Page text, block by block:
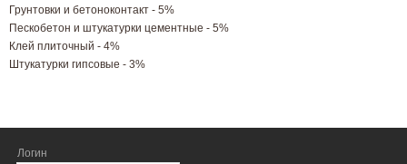
Логин
Грунтовки и бетоноконтакт - 5%
Пескобетон и штукатурки цементные - 5%
Клей плиточный - 4%
Штукатурки гипсовые - 3%